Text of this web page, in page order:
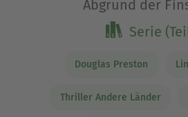
Abgrund der
Serie
Douglas Preston
Thriller Andere Länder